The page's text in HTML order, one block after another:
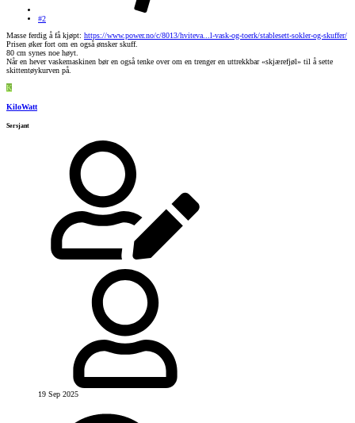
#2
Masse ferdig å få kjøpt: https://www.power.no/c/8013/hviteva...l-vask-og-toerk/stablesett-sokler-og-skuffer/
Prisen øker fort om en også ønsker skuff.
80 cm synes noe høyt.
Når en hever vaskemaskinen bør en også tenke over om en trenger en uttrekkbar «skjærefjøl» til å sette
skittentøykurven på.
K
KiloWatt
Sersjant
19 Sep 2025